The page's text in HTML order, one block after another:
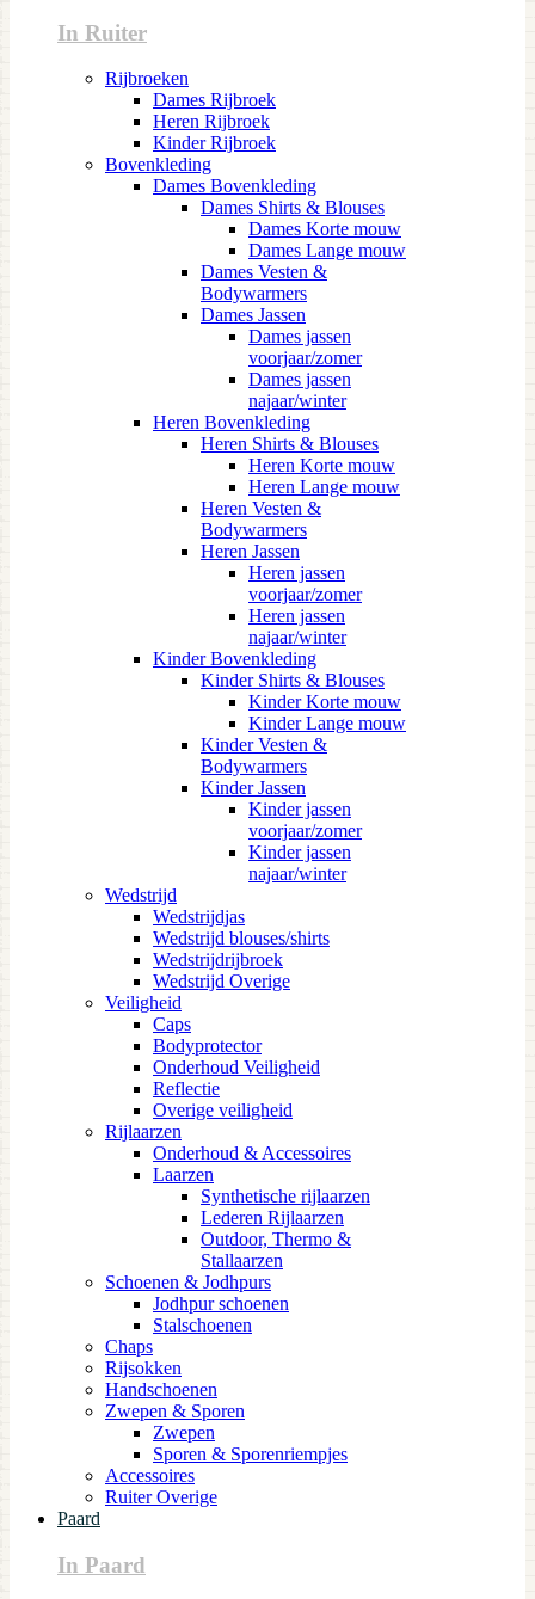
In Ruiter
Rijbroeken
Dames Rijbroek
Heren Rijbroek
Kinder Rijbroek
Bovenkleding
Dames Bovenkleding
Dames Shirts & Blouses
Dames Korte mouw
Dames Lange mouw
Dames Vesten &
Bodywarmers
Dames Jassen
Dames jassen
voorjaar/zomer
Dames jassen
najaar/winter
Heren Bovenkleding
Heren Shirts & Blouses
Heren Korte mouw
Heren Lange mouw
Heren Vesten &
Bodywarmers
Heren Jassen
Heren jassen
voorjaar/zomer
Heren jassen
najaar/winter
Kinder Bovenkleding
Kinder Shirts & Blouses
Kinder Korte mouw
Kinder Lange mouw
Kinder Vesten &
Bodywarmers
Kinder Jassen
Kinder jassen
voorjaar/zomer
Kinder jassen
najaar/winter
Wedstrijd
Wedstrijdjas
Wedstrijd blouses/shirts
Wedstrijdrijbroek
Wedstrijd Overige
Veiligheid
Caps
Bodyprotector
Onderhoud Veiligheid
Reflectie
Overige veiligheid
Rijlaarzen
Onderhoud & Accessoires
Laarzen
Synthetische rijlaarzen
Lederen Rijlaarzen
Outdoor, Thermo &
Stallaarzen
Schoenen & Jodhpurs
Jodhpur schoenen
Stalschoenen
Chaps
Rijsokken
Handschoenen
Zwepen & Sporen
Zwepen
Sporen & Sporenriempjes
Accessoires
Ruiter Overige
Paard
In Paard